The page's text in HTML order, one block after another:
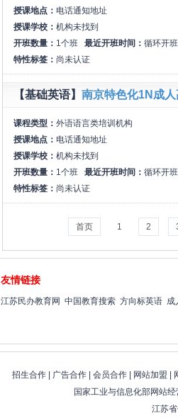
授课地点： 电话通知地址
授课学校： 机构未找到
开班数量： 1个班 最近开班时间： 循环开班
特性标签： 尚未认证
【基础英语】 南京特色化1N成
课程类型： 外语语言类培训机构
授课地点： 电话通知地址
授课学校： 机构未找到
开班数量： 1个班 最近开班时间： 循环开班
特性标签： 尚未认证
首页 1 2
友情链接
江苏民办教育网 中国教育搜索 方向标英语 成
招生合作| 广告合作| 会员合作| 网站加盟 |
国家工业与信息化部网站
江苏